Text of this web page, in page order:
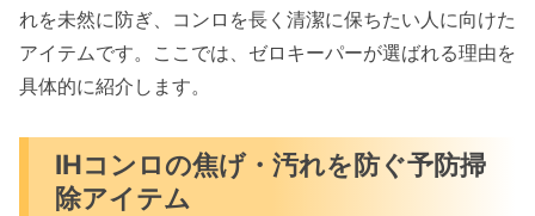
IHマットは必要？敷くべき理由と使わない場合
のリスク
IHガラス面に汚れが蓄積する原因
理由
IHマットを使うことで得られる効果
れを未然に防ぎ、コンロを長く清潔に保ちたい人に向けた
アイテムです。ここでは、ゼロキーパーが選ばれる理由を
具体的に紹介します。
IHコンロの焦げ・汚れを防ぐ予防掃
除アイテム